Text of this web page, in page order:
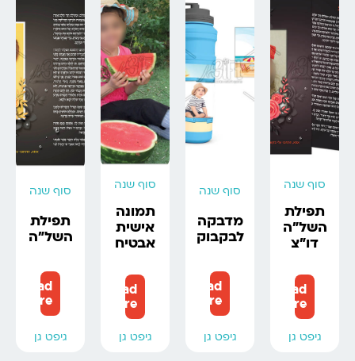
סוף שנה
תפילת
השל”ה
דו”צ
Read
more
גיפט גן
סוף שנה
מדבקה
לבקבוק
Read
more
גיפט גן
סוף שנה
תמונה
אישית
אבטיח
Read
more
גיפט גן
סוף שנה
תפילת
השל”ה
Read
more
גיפט גן